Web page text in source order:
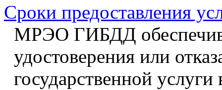
Сроки предоставления
МРЭО ГИБДД
удостоверения или
государственной